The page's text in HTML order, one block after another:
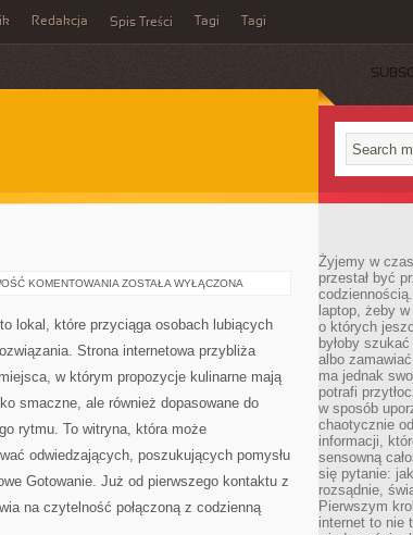
Redakcja Spis Treści Tagi Tagi
KOMENTOWANIA PRZEPISY
ZOSTAŁA WYŁĄCZONA
lokal, które przyciąga osobach lubiących
Strona internetowa przybliża
w którym propozycje kulinarne mają
smaczne, ale również dopasowane do
rytmu. To witryna, która może
odwiedzających, poszukujących pomysłu
Gotowanie. Już od pierwszego kontaktu z
na czytelność połączoną z codzienną
Żyjemy w
przestał być
laptop, żeby
o których
byłoby
albo
ma jednak
potrafi
w sposób
chaotycznie
informacji,
sensowną
się pytanie:
rozsądnie,
Pierwszym
internet to nie